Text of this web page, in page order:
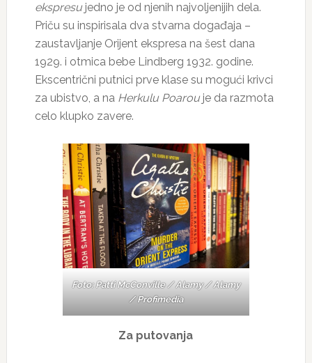
ekspresujedno je od njenih najvoljenijih dela.
Priču su inspirisala dva stvarna događaja –
zaustavljanje Orijent ekspresa na šest dana
1929. i otmica bebe Lindberg 1932. godine.
Ekscentrični putnici prve klase su mogući krivci
za ubistvo, a na Herkulu Poarouje da razmota
celo klupko zavere.
Foto: Patti McConville / Alamy / Alamy
/ Profimedia
Za putovanja